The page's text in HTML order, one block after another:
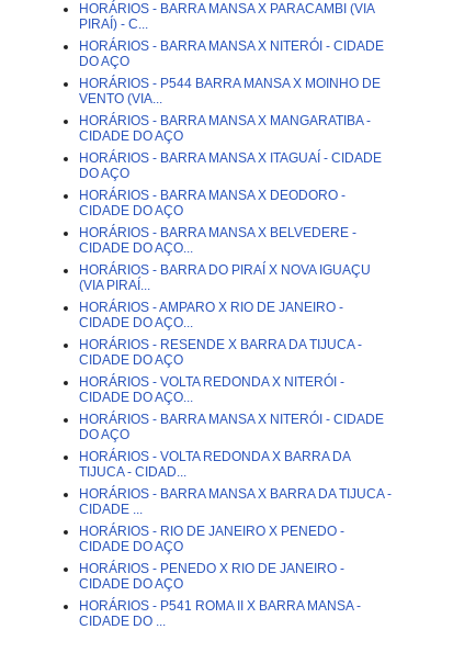
HORÁRIOS - BARRA MANSA X PARACAMBI (VIA
PIRAÍ) - C...
HORÁRIOS - BARRA MANSA X NITERÓI - CIDADE
DO AÇO
HORÁRIOS - P544 BARRA MANSA X MOINHO DE
VENTO (VIA...
HORÁRIOS - BARRA MANSA X MANGARATIBA -
CIDADE DO AÇO
HORÁRIOS - BARRA MANSA X ITAGUAÍ - CIDADE
DO AÇO
HORÁRIOS - BARRA MANSA X DEODORO -
CIDADE DO AÇO
HORÁRIOS - BARRA MANSA X BELVEDERE -
CIDADE DO AÇO...
HORÁRIOS - BARRA DO PIRAÍ X NOVA IGUAÇU
(VIA PIRAÍ...
HORÁRIOS - AMPARO X RIO DE JANEIRO -
CIDADE DO AÇO...
HORÁRIOS - RESENDE X BARRA DA TIJUCA -
CIDADE DO AÇO
HORÁRIOS - VOLTA REDONDA X NITERÓI -
CIDADE DO AÇO...
HORÁRIOS - BARRA MANSA X NITERÓI - CIDADE
DO AÇO
HORÁRIOS - VOLTA REDONDA X BARRA DA
TIJUCA - CIDAD...
HORÁRIOS - BARRA MANSA X BARRA DA TIJUCA -
CIDADE ...
HORÁRIOS - RIO DE JANEIRO X PENEDO -
CIDADE DO AÇO
HORÁRIOS - PENEDO X RIO DE JANEIRO -
CIDADE DO AÇO
HORÁRIOS - P541 ROMA II X BARRA MANSA -
CIDADE DO ...